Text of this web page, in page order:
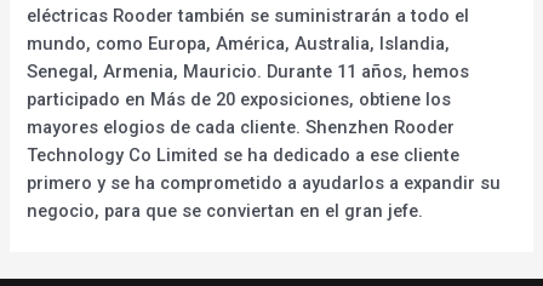
eléctricas Rooder también se suministrarán a todo el
mundo, como Europa, América, Australia, Islandia,
Senegal, Armenia, Mauricio. Durante 11 años, hemos
participado en Más de 20 exposiciones, obtiene los
mayores elogios de cada cliente. Shenzhen Rooder
Technology Co Limited se ha dedicado a ese cliente
primero y se ha comprometido a ayudarlos a expandir su
negocio, para que se conviertan en el gran jefe.